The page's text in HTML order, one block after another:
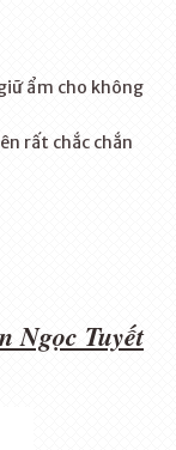
ẩm cho không
rất chắc chắn
Ngọc Tuyết